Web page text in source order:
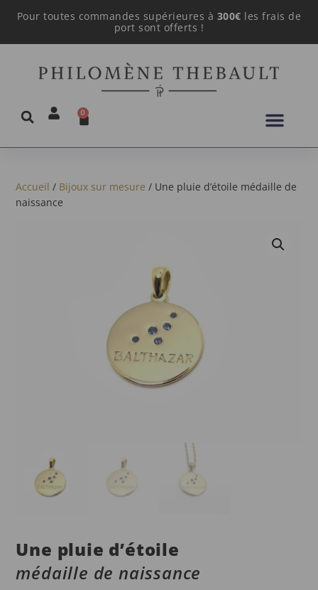
Pour toutes commandes supérieures à 300€ les frais de
port sont offerts !
0
Accueil / Bijoux sur mesure / Une pluie d’étoile médaille de
naissance
Une pluie d’étoile
médaille de naissance